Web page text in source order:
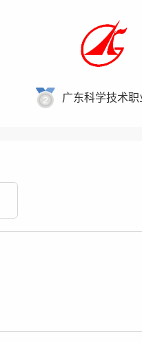
广东科学技术